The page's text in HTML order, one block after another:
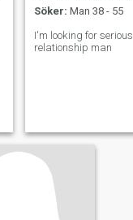
Söker: Man 38 - 55
I'm looking for serious
relationship man